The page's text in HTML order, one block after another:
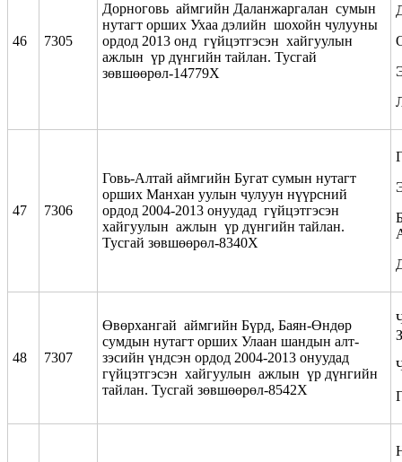
46 7305
Дорноговь аймгийн Даланжаргалан сумын
нутагт орших Ухаа дэлийн шохойн чулууны
ордод 2013 онд гүйцэтгэсэн хайгуулын
ажлын үр дүнгийн тайлан. Тусгай
зөвшөөрөл-14779Х
47 7306
Говь-Алтай аймгийн Бугат сумын нутагт
орших Манхан уулын чулуун нүүрсний
ордод 2004-2013 онуудад гүйцэтгэсэн
хайгуулын ажлын үр дүнгийн тайлан.
Тусгай зөвшөөрөл-8340Х
48 7307
Өвөрхангай аймгийн Бүрд, Баян-Өндөр
сумдын нутагт орших Улаан шандын алт-
зэсийн үндсэн ордод 2004-2013 онуудад
гүйцэтгэсэн хайгуулын ажлын үр дүнгийн
тайлан. Тусгай зөвшөөрөл-8542Х